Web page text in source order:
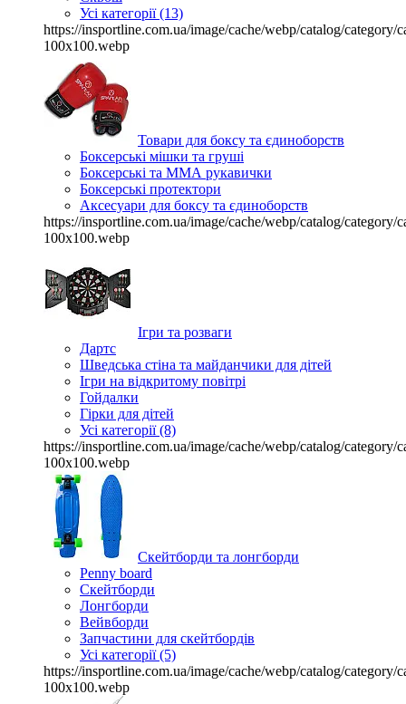
Усі категорії (13)
https://insportline.com.ua/image/cache/webp/catalog/category/
100x100.webp
Товари для боксу та єдиноборств
Боксерські мішки та груші
Боксерські та ММА рукавички
Боксерські протектори
Аксесуари для боксу та єдиноборств
https://insportline.com.ua/image/cache/webp/catalog/category/
100x100.webp
Ігри та розваги
Дартс
Шведська стіна та майданчики для дітей
Ігри на відкритому повітрі
Гойдалки
Гірки для дітей
Усі категорії (8)
https://insportline.com.ua/image/cache/webp/catalog/category/
100x100.webp
Скейтборди та лонгборди
Penny board
Скейтборди
Лонгборди
Вейвборди
Запчастини для скейтбордів
Усі категорії (5)
https://insportline.com.ua/image/cache/webp/catalog/category/
100x100.webp